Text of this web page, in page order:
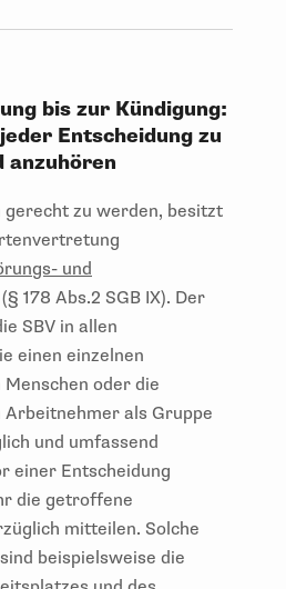
bis zur Kündigung:
Entscheidung zu
anzuhören
gerecht zu werden, besitzt
und
(§ 178 Abs.2 SGB IX). Der
SBV in allen
einen einzelnen
oder die
als Gruppe
und umfassend
einer Entscheidung
die getroffene
mitteilen. Solche
beispielsweise die